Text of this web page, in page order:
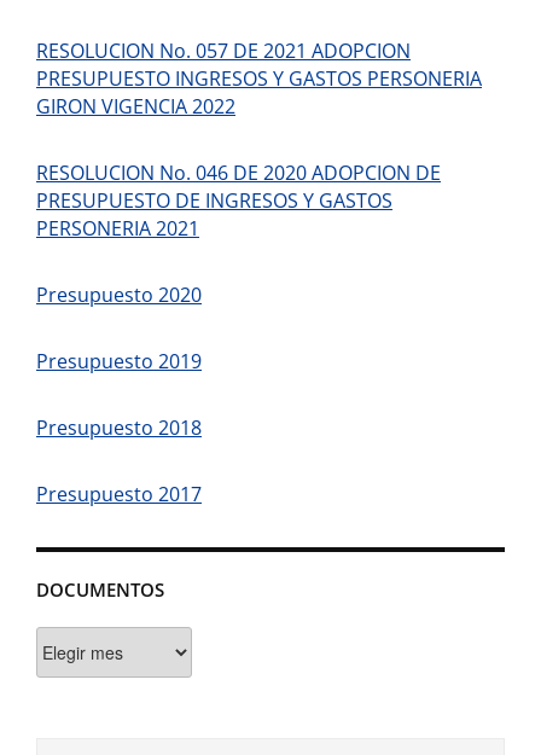
DOCUMENTOS
RESOLUCION No. 057 DE 2021 ADOPCION
PRESUPUESTO INGRESOS Y GASTOS PERSONERIA
GIRON VIGENCIA 2022
RESOLUCION No. 046 DE 2020 ADOPCION DE
PRESUPUESTO DE INGRESOS Y GASTOS
PERSONERIA 2021
Presupuesto 2020
Presupuesto 2019
Presupuesto 2018
Presupuesto 2017